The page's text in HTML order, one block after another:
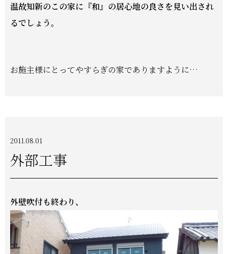
温故知新のこの家に 『和』 の居心地の良さを見い出され
るでしょう。
お施主様にとってやすらぎの家でありますように…
2011.08.01
外部工事
外壁吹付も終わり、